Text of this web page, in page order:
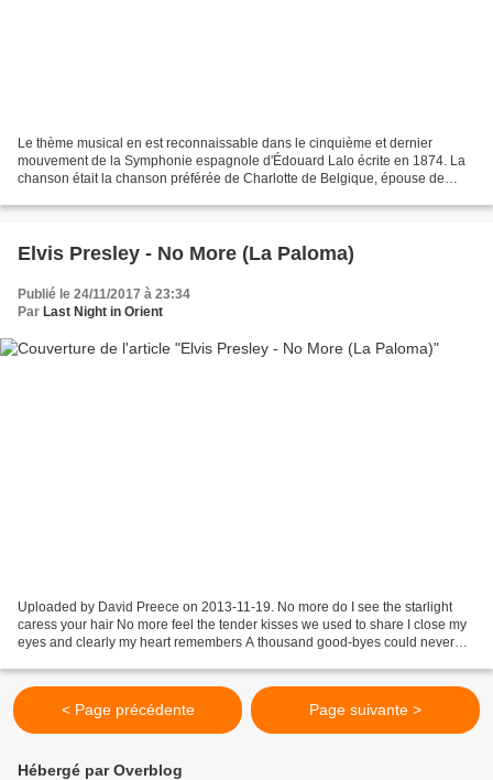
Le thème musical en est reconnaissable dans le cinquième et dernier
mouvement de la Symphonie espagnole d'Édouard Lalo écrite en 1874. La
chanson était la chanson préférée de Charlotte de Belgique, épouse de
Elvis Presley - No More (La Paloma)
Publié le 24/11/2017 à 23:34
Par Last Night in Orient
Uploaded by David Preece on 2013-11-19. No more do I see the starlight
caress your hair No more feel the tender kisses we used to share I close my
eyes and clearly my heart remembers A thousand good-byes could never
< Page précédente Page suivante >
Hébergé par Overblog